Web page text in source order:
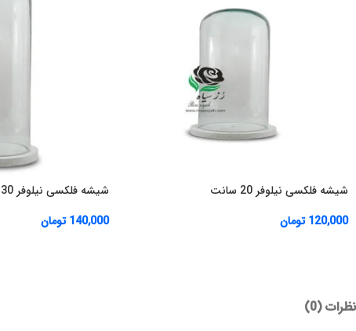
شیشه فلکسی نیلوفر 20 سانت
120,000 تومان
شیشه فلکسی نیلوفر 30 سانت
140,000 تومان
نظرات (0)